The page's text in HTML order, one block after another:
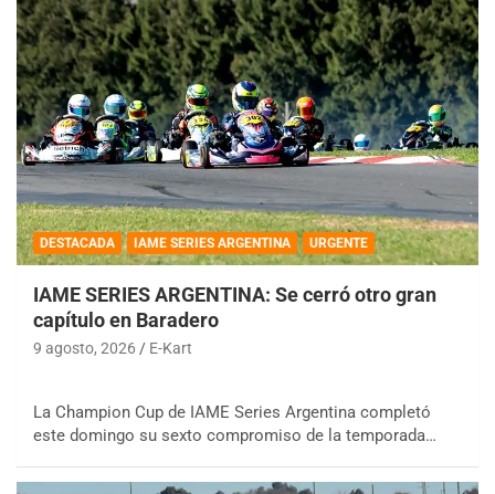
DESTACADA IAME SERIES ARGENTINA URGENTE
IAME SERIES ARGENTINA: Se cerró otro gran
capítulo en Baradero
9 agosto, 2026 E-Kart
La Champion Cup de IAME Series Argentina completó
este domingo su sexto compromiso de la temporada…